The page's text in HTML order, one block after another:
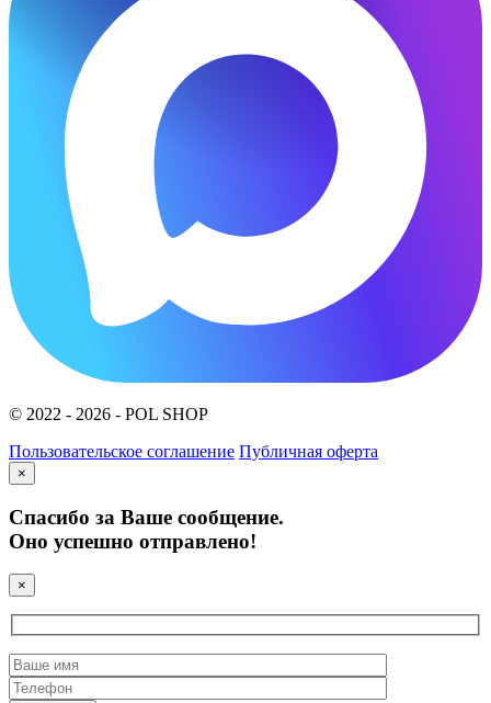
© 2022 - 2026 - POL SHOP
Пользовательское соглашение Публичная оферта
×
Спасибо за Ваше сообщение.
Оно успешно отправлено!
×